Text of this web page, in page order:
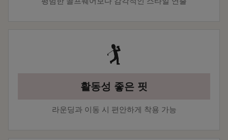
🏌️
활동성 좋은 핏
라운딩과 이동 시 편안하게 착용 가능